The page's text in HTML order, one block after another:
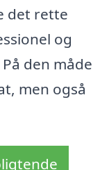
det rette
og
den måde
men også